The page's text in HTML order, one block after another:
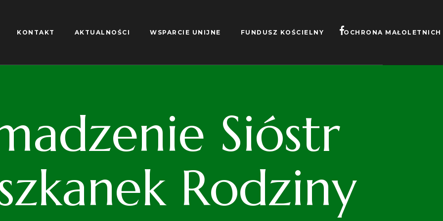
KONTAKT AKTUALNOŚCI WSPARCIE UNIJNE FUNDUSZ KOŚCIELNY OCHRONA MAŁOLETNICH
Sióstr
Rodziny